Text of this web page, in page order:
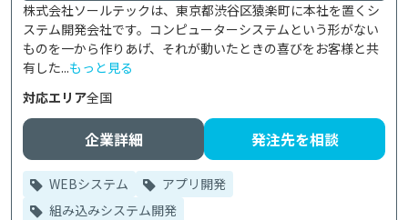
株式会社ソールテックは、東京都渋谷区猿楽町に本社を置くシ
ステム開発会社です。コンピューターシステムという形がない
ものを一から作りあげ、それが動いたときの喜びをお客様と共
有した...もっと見る
対応エリア全国
企業詳細 発注先を相談
WEBシステム
アプリ開発
組み込みシステム開発